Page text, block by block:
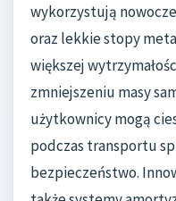
wykorzystują
oraz lekkie stopy
większej
zmniejszeniu masy
użytkownicy mogą
podczas transportu
bezpieczeństwo.